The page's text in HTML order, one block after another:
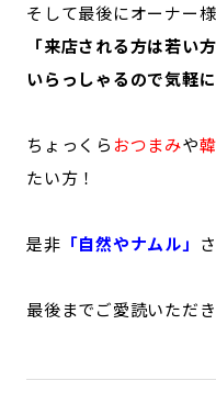
そして最後にオーナー
「来店される方は若い
いらっしゃるので気軽に
ちょっくら おつまみや
たい方！
是非 「自然やナムル」
最後までご愛読いただ